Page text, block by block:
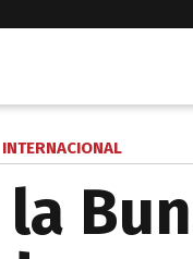
INTERNACIONAL